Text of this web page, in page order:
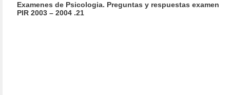
Examenes de Psicologia. Preguntas y respuestas examen
PIR 2003 – 2004 .21